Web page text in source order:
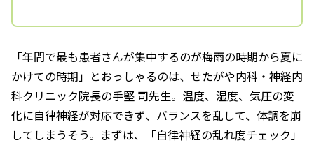
「年間で最も患者さんが集中するのが梅雨の時期から夏に
かけての時期」とおっしゃるのは、せたがや内科・神経内
科クリニック院長の手堅 司先生。温度、湿度、気圧の変
化に自律神経が対応できず、バランスを乱して、体調を崩
してしまうそう。まずは、「自律神経の乱れ度チェック」